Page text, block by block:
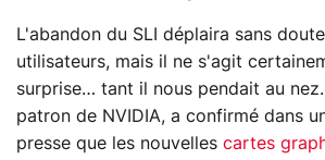
L'abandon du SLI déplaira sans
utilisateurs, mais il ne s'agit
surprise… tant il nous pendait au
patron de NVIDIA, a confirmé dans
presse que les nouvelles cartes